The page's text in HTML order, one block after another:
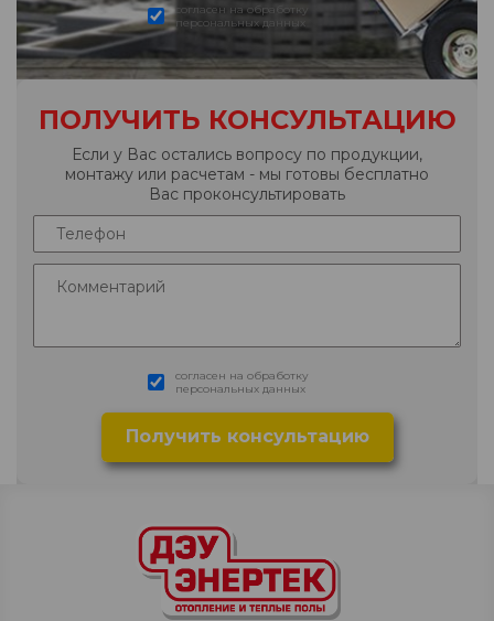
согласен на обработку
персональных данных
ПОЛУЧИТЬ КОНСУЛЬТАЦИЮ
Если у Вас остались вопросу по продукции,
монтажу или расчетам - мы готовы бесплатно
Вас проконсультировать
согласен на обработку
персональных данных